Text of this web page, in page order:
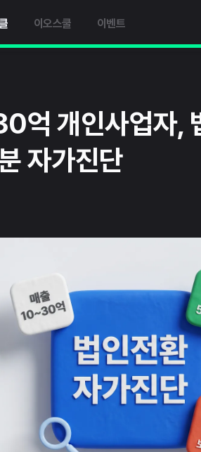
이오스쿨 이벤트
억 개인사업자,
자가진단